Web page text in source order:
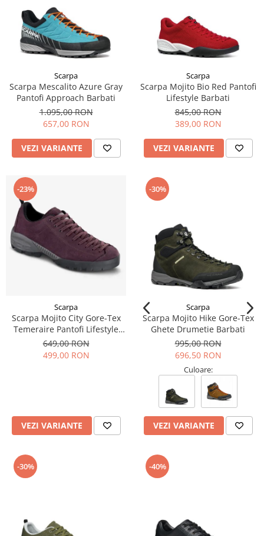
Scarpa
Scarpa Mescalito Azure Gray
Pantofi Approach Barbati
1.095,00 RON
657,00 RON
VEZI VARIANTE
Scarpa
Scarpa Mojito Bio Red Pantofi
Lifestyle Barbati
845,00 RON
389,00 RON
VEZI VARIANTE
-23%
Scarpa
Scarpa Mojito City Gore-Tex
Temeraire Pantofi Lifestyle
Barbati
649,00 RON
499,00 RON
VEZI VARIANTE
-30%
Scarpa
Scarpa Mojito Hike Gore-Tex
Ghete Drumetie Barbati
995,00 RON
696,50 RON
Culoare:
VEZI VARIANTE
-30% -40%